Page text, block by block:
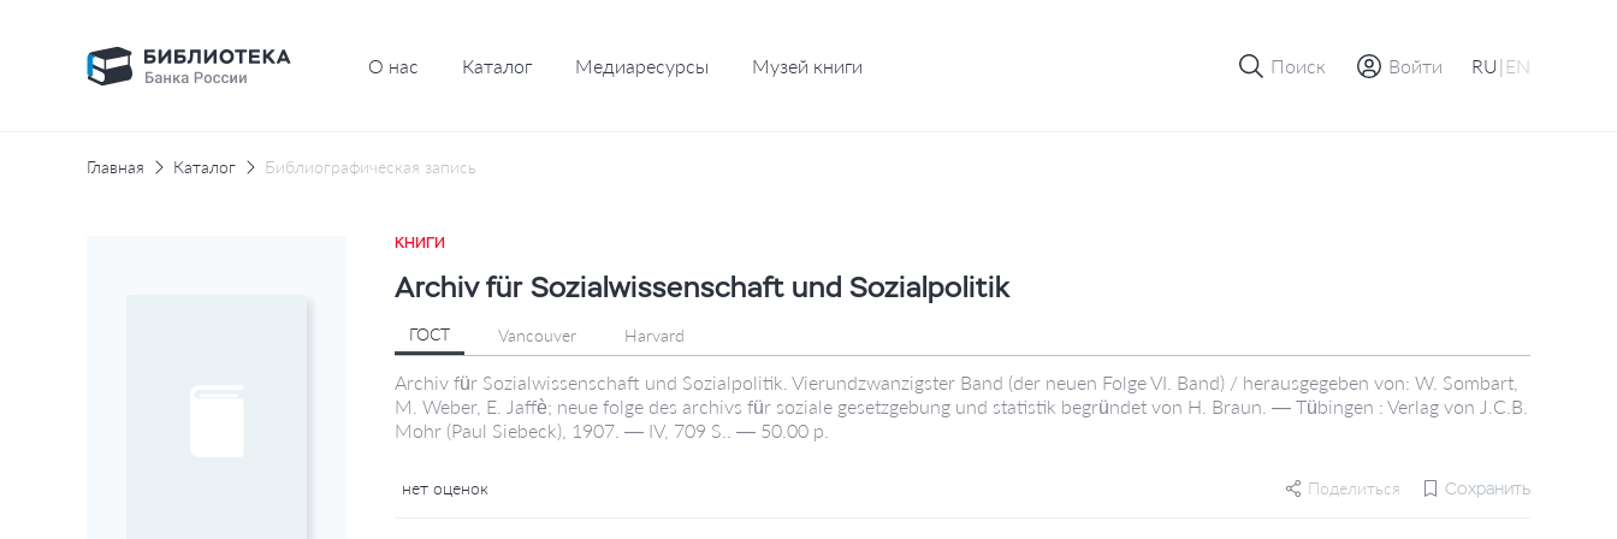
О нас Каталог Медиаресурсы Музей книги Поиск Войти RU| EN
Главная Каталог Библиографическая запись
КНИГИ
Archiv für Sozialwissenschaft und Sozialpolitik
ГОСТ Vancouver Harvard
Archiv für Sozialwissenschaft und Sozialpolitik. Vierundzwanzigster Band (der neuen Folge VI. Band) / herausgegeben von: W. Sombart,
M. Weber, E. Jaffè; neue folge des archivs für soziale gesetzgebung und statistik begründet von H. Braun. — Tübingen : Verlag von J.C.B.
Mohr (Paul Siebeck), 1907. — IV, 709 S.. — 50.00 р.
нет оценок Поделиться Сохранить